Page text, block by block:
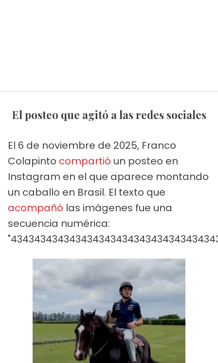
El posteo que agitó a las redes sociales
El 6 de noviembre de 2025, Franco
Colapinto compartió un posteo en
Instagram en el que aparece montando
un caballo en Brasil. El texto que
acompañó las imágenes fue una
secuencia numérica: